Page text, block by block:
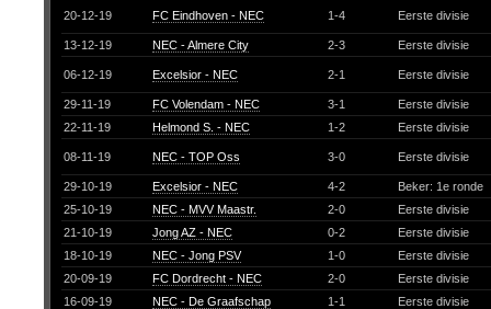
20-12-19 FC Eindhoven - NEC 1-4 Eerste divisie
13-12-19 NEC - Almere City 2-3 Eerste divisie
06-12-19 Excelsior - NEC 2-1 Eerste divisie
29-11-19 FC Volendam - NEC 3-1
Eerste divisie
22-11-19
Helmond S. - NEC 1-2 Eerste divisie
08-11-19 NEC - TOP Oss 3-0 Eerste divisie
29-10-19 Excelsior - NEC 4-2
Beker: 1e ronde
25-10-19
NEC - MVV Maastr. 2-0
Eerste divisie
21-10-19
Jong AZ - NEC 0-2
Eerste divisie
18-10-19
NEC - Jong PSV 1-0
Eerste divisie
20-09-19
FC Dordrecht - NEC 2-0
Eerste divisie
16-09-19
NEC - De Graafschap 1-1 Eerste divisie